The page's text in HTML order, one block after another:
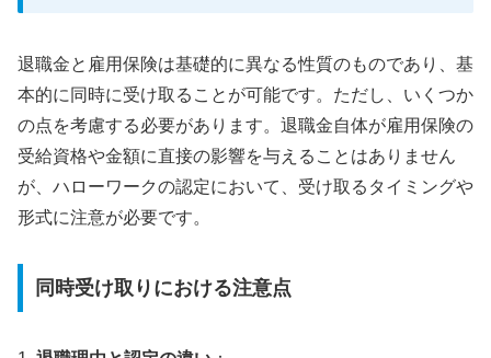
退職金と雇用保険は基礎的に異なる性質のものであり、基
本的に同時に受け取ることが可能です。ただし、いくつか
の点を考慮する必要があります。退職金自体が雇用保険の
受給資格や金額に直接の影響を与えることはありません
が、ハローワークの認定において、受け取るタイミングや
形式に注意が必要です。
同時受け取りにおける注意点